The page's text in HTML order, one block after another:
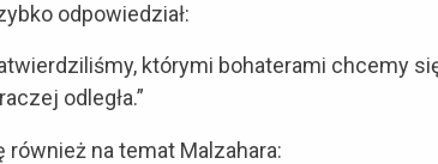
odpowiedział:
którymi bohaterami chcemy
odległa.”
również na temat Malzahara: